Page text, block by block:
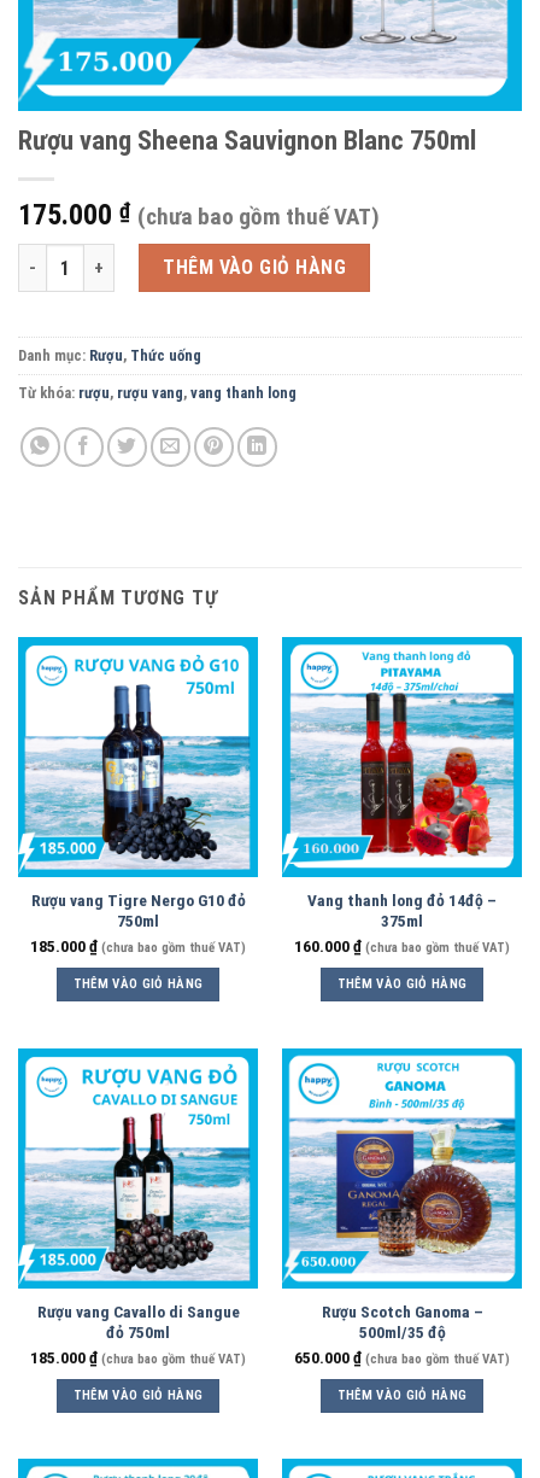
Rượu vang Sheena Sauvignon Blanc 750ml
175.000 ₫ (chưa bao gồm thuế VAT)
Rượu vang Sheena Sauvignon Blanc 750ml số lượng
THÊM VÀO GIỎ HÀNG
Danh mục: Rượu, Thức uống
Từ khóa: rượu, rượu vang, vang thanh long
SẢN PHẨM TƯƠNG TỰ
Rượu vang Tigre Nergo G10 đỏ
750ml
185.000₫ (chưa bao gồm thuế VAT)
THÊM VÀO GIỎ HÀNG
Vang thanh long đỏ 14độ –
375ml
160.000₫ (chưa bao gồm thuế VAT)
THÊM VÀO GIỎ HÀNG
Rượu vang Cavallo di Sangue
đỏ 750ml
185.000₫ (chưa bao gồm thuế VAT)
THÊM VÀO GIỎ HÀNG
Rượu Scotch Ganoma –
500ml/35 độ
650.000₫ (chưa bao gồm thuế VAT)
THÊM VÀO GIỎ HÀNG